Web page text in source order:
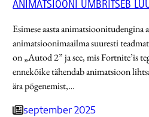
ANIMATSIOONI ÜMBRITSEB
Esimese aasta animatsioonitudengina
animatsioonimaailma suuresti
on „Autod 2” ja see, mis Fortnite’is
ennekõike tähendab animatsioon
ära põgenemist,…
september 2025